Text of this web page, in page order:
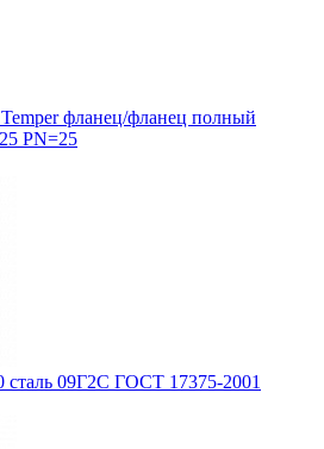
фланец/фланец полный
PN=25
сталь 09Г2С ГОСТ 17375-2001